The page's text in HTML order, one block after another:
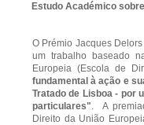
Estudo Académico
O Prémio Jacques
um trabalho baseado
Europeia (Escola de
fundamental à ação e
Tratado de Lisboa - por
particulares". A
Direito da União